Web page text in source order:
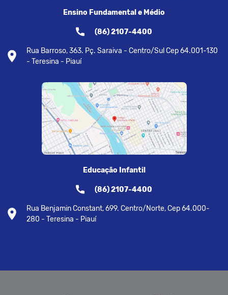
Ensino Fundamental e Médio
(86) 2107-4400
Rua Barroso, 363. Pç. Saraiva - Centro/Sul Cep 64.001-130
- Teresina - Piauí
Educação Infantil
(86) 2107-4400
Rua Benjamin Constant, 699. Centro/Norte, Cep 64.000-
280 - Teresina - Piauí